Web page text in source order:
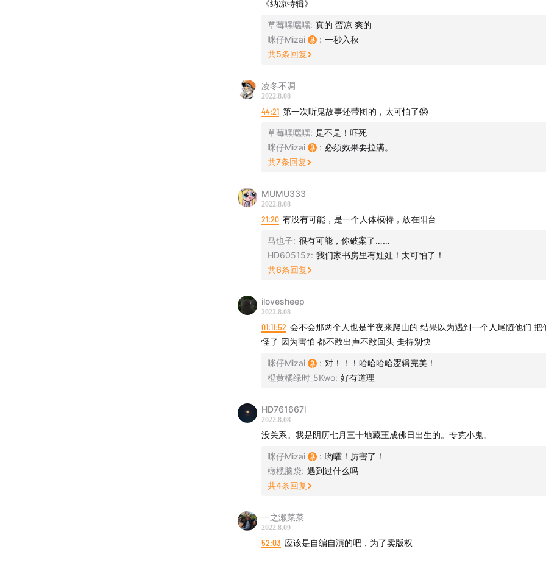
故事。
请加：Alexis_mizai 投稿 （不接受微信语音投稿哦，具体要求请详询）
【关于黑猫侦探社🐈‍⬛】
媒体人共创。节目会打捞一些离奇罪案故事，试图与大家一起寻找那些
隐匿的真相。每周一固定更新，欢迎大家一起来聊。
【如何收听🎧】
你可以在国内各大播客平台上找到我们，也欢迎来微博和公众号与我们
📛Weibo：黑猫侦探社Podcast
✉️公众号：黑猫侦探社Podcast
📮合作邮箱：blackcatpodcast@163.com
🕵🏻 欢迎加入黑猫侦探社【探员群】，🔍搜索Alexis_Mizai 备注 黑猫侦
【赞助我们】
《纳凉特辑》
草莓嘿嘿嘿: 真的 蛮凉 爽的
咪仔Mizai
: 一秒入秋
共5条回复
凌冬不凋
2022.8.08
44:21 第一次听鬼故事还带图的，太可怕了😱
草莓嘿嘿嘿: 是不是！吓死
咪仔Mizai
: 必须效果要拉满。
共7条回复
MUMU333
2022.8.08
21:20 有没有可能，是一个人体模特，放在阳台
马也子: 很有可能，你破案了……
HD60515z: 我们家书房里有娃娃！太可怕了！
共6条回复
ilovesheep
2022.8.08
01:11:52 会不会那两个人也是半夜来爬山的 结果以为遇到一个人尾随他们 把
怪了 因为害怕 都不敢出声不敢回头 走特别快
咪仔Mizai : 对！！！哈哈哈哈逻辑完美！
橙黄橘绿时_5Kwo: 好有道理
HD761667l
2022.8.08
没关系。我是阴历七月三十地藏王成佛日出生的。专克小鬼。
咪仔Mizai : 哟嚯！厉害了！
橄榄脑袋: 遇到过什么吗
共4条回复
一之濑菜菜
2022.8.09
52:03 应该是自编自演的吧，为了卖版权